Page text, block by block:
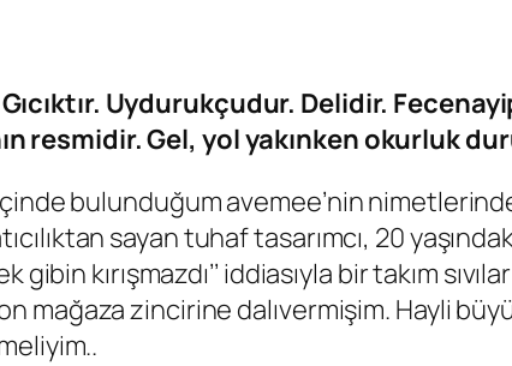
Gıcıktır. Uydurukçudur. Delidir.
resmidir. Gel, yol yakınken okurluk
bulunduğum avemee’nin
sayan tuhaf tasarımcı, 20
kırışmazdı’’ iddiasıyla bir takım
mağaza zincirine dalıvermişim. Hayli